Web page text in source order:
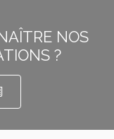
NOS
?